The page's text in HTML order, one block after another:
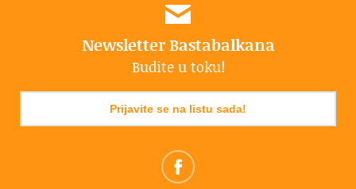
Newsletter Bastabalkana
Budite u toku!
Prijavite se na listu sada!